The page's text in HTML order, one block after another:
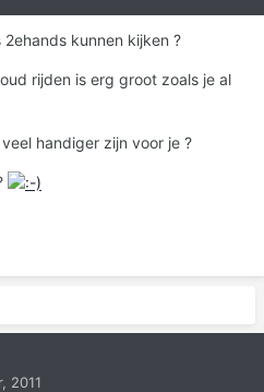
kunnen kijken ?
rijden is erg groot zoals je al
handiger zijn voor je ?
2011